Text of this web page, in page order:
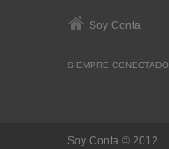
Soy Conta
SIEMPRE CONECTADO
Soy Conta © 2012